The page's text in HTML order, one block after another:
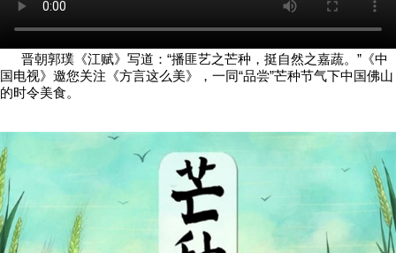
晋朝郭璞《江赋》写道：“播匪艺之芒种，挺自然之嘉蔬。”《中
国电视》邀您关注《方言这么美》，一同“品尝”芒种节气下中国佛山
的时令美食。